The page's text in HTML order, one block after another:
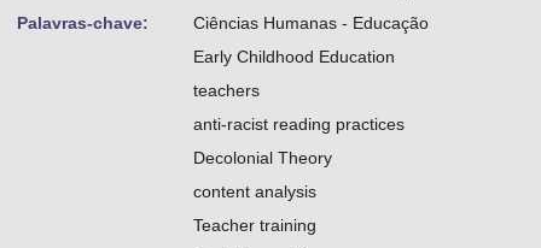
Palavras-chave:
Ciências Humanas - Educação
Early Childhood Education
teachers
anti-racist reading practices
Decolonial Theory
content analysis
Teacher training